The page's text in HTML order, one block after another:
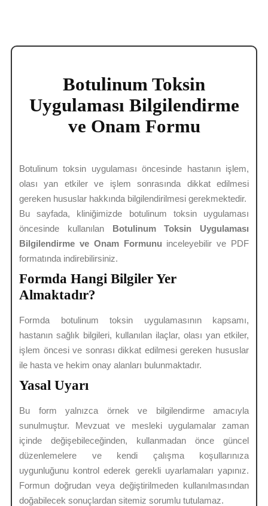
Botulinum Toksin
Uygulaması Bilgilendirme
ve Onam Formu
Botulinum toksin uygulaması öncesinde hastanın işlem,
olası yan etkiler ve işlem sonrasında dikkat edilmesi
gereken hususlar hakkında bilgilendirilmesi gerekmektedir.
Bu sayfada, kliniğimizde botulinum toksin uygulaması
öncesinde kullanılan Botulinum Toksin Uygulaması
Bilgilendirme ve Onam Formunu inceleyebilir ve PDF
formatında indirebilirsiniz.
Formda Hangi Bilgiler Yer
Almaktadır?
Formda botulinum toksin uygulamasının kapsamı,
hastanın sağlık bilgileri, kullanılan ilaçlar, olası yan etkiler,
işlem öncesi ve sonrası dikkat edilmesi gereken hususlar
ile hasta ve hekim onay alanları bulunmaktadır.
Yasal Uyarı
Bu form yalnızca örnek ve bilgilendirme amacıyla
sunulmuştur. Mevzuat ve mesleki uygulamalar zaman
içinde değişebileceğinden, kullanmadan önce güncel
düzenlemelere ve kendi çalışma koşullarınıza
uygunluğunu kontrol ederek gerekli uyarlamaları yapınız.
Formun doğrudan veya değiştirilmeden kullanılmasından
doğabilecek sonuçlardan sitemiz sorumlu tutulamaz.